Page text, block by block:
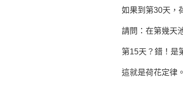
如果到第30天，荷
請問：在第幾天池
第15天？錯！是
這就是荷花定律。